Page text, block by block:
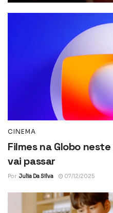
CINEMA
Filmes na Globo
vai passar
Por Julia Da Silva 07/12/2025